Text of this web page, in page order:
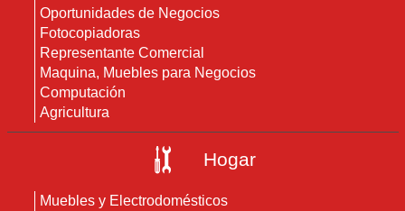
Oportunidades de Negocios
Fotocopiadoras
Representante Comercial
Maquina, Muebles para Negocios
Computación
Agricultura
Hogar
Muebles y Electrodomésticos